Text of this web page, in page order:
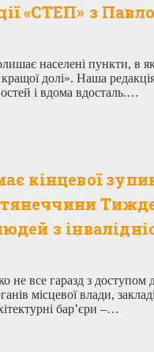
«СТЕП» з
населені пункти, в
долі». Наша
і вдома вдосталь.…
кінцевої
з
не все гаразд з доступом
місцевої влади,
бар’єри –…